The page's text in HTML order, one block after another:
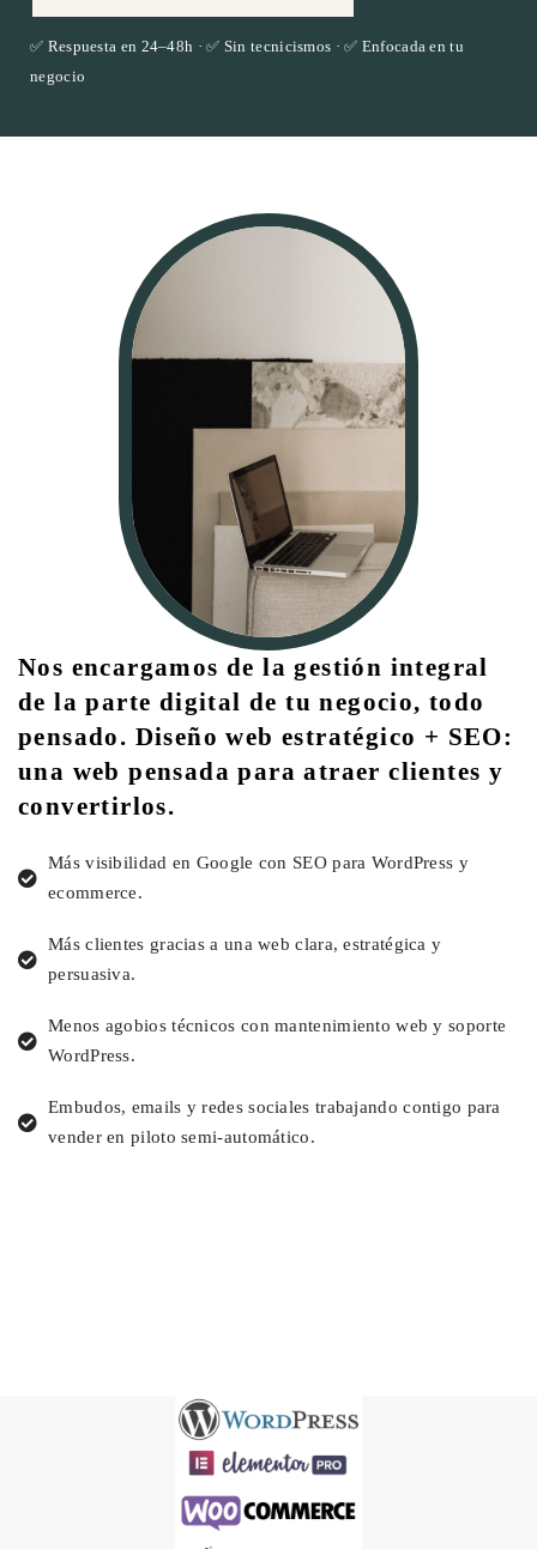
✅ Respuesta en 24–48h · ✅ Sin tecnicismos · ✅ Enfocada en tu
negocio
Nos encargamos de la gestión integral
de la parte digital de tu negocio, todo
pensado. Diseño web estratégico + SEO:
una web pensada para atraer clientes y
convertirlos.
Más visibilidad en Google con SEO para WordPress y
ecommerce.
Más clientes gracias a una web clara, estratégica y
persuasiva.
Menos agobios técnicos con mantenimiento web y soporte
WordPress.
Embudos, emails y redes sociales trabajando contigo para
vender en piloto semi-automático.